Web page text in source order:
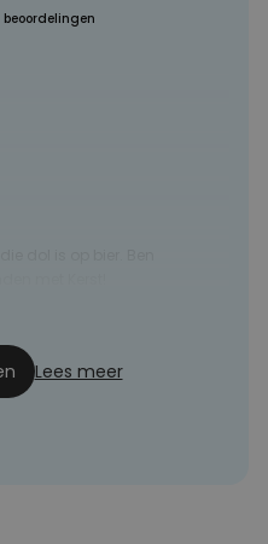
beoordelingen
Lees meer